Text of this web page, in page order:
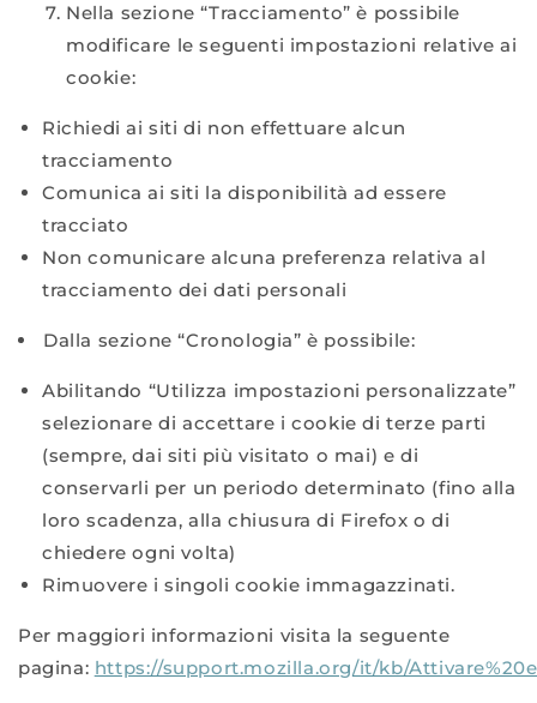
Nella sezione “Tracciamento” è possibile
modificare le seguenti impostazioni relative ai
cookie:
Richiedi ai siti di non effettuare alcun
tracciamento
Comunica ai siti la disponibilità ad essere
tracciato
Non comunicare alcuna preferenza relativa al
tracciamento dei dati personali
Dalla sezione “Cronologia” è possibile:
Abilitando “Utilizza impostazioni personalizzate”
selezionare di accettare i cookie di terze parti
(sempre, dai siti più visitato o mai) e di
conservarli per un periodo determinato (fino alla
loro scadenza, alla chiusura di Firefox o di
chiedere ogni volta)
Rimuovere i singoli cookie immagazzinati.
Per maggiori informazioni visita la seguente
pagina: https://support.mozilla.org/it/kb/